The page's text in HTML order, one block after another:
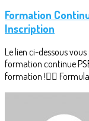
Formation
Inscription
Le lien ci-dessous
formation continue
formation !👉🏻